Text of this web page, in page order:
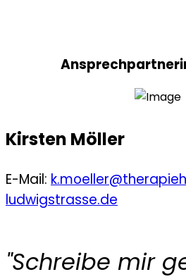
Kirsten Möller
E-Mail:
ludwigstrasse.de
"Schreibe mir